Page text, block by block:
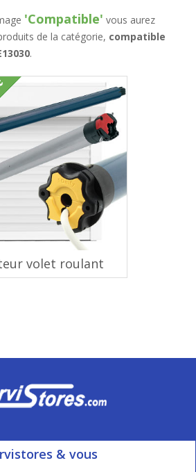
'Compatible' vous aurez
de la catégorie, compatible
.
volet roulant
& vous